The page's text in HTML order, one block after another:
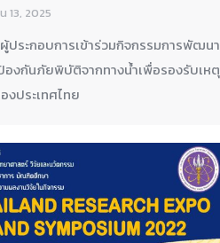
13, 2025
ประกอบการเข้าร่วมกิจกรรมการพัฒนา
งกันภัยพิบัติจากทางน้ำเพื่อรองรับเหตุ
ประเทศไทย